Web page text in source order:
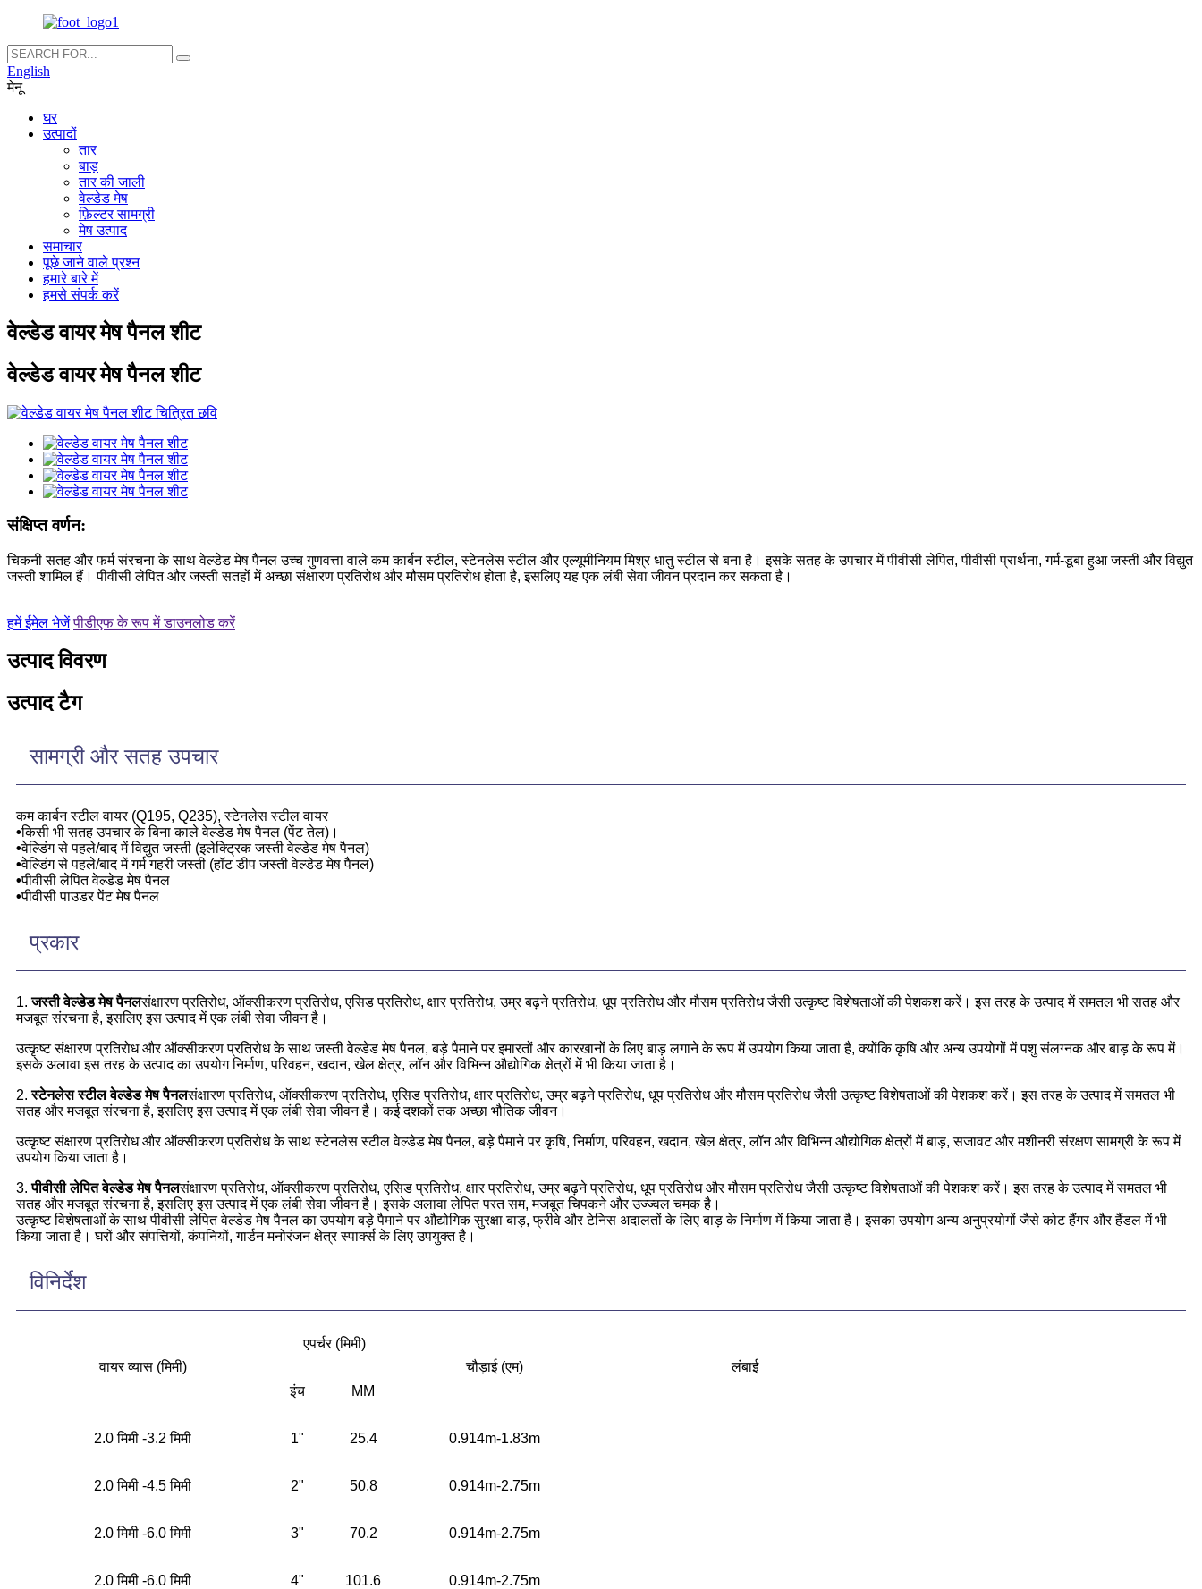
English
मेनू
घर
उत्पादों
तार
बाड़
तार की जाली
वेल्डेड मेष
फ़िल्टर सामग्री
मेष उत्पाद
समाचार
पूछे जाने वाले प्रश्न
हमारे बारे में
हमसे संपर्क करें
वेल्डेड वायर मेष पैनल शीट
वेल्डेड वायर मेष पैनल शीट
संक्षिप्त वर्णन:
चिकनी सतह और फर्म संरचना के साथ वेल्डेड मेष पैनल उच्च गुणवत्ता वाले कम कार्बन स्टील, स्टेनलेस स्टील और एल्यूमीनियम मिश्र धातु स्टील से बना है। इसके सतह के उपचार में पीवीसी लेपित, पीवीसी प्रार्थना, गर्म-डूबा हुआ जस्ती और विद्युत
जस्ती शामिल हैं। पीवीसी लेपित और जस्ती सतहों में अच्छा संक्षारण प्रतिरोध और मौसम प्रतिरोध होता है, इसलिए यह एक लंबी सेवा जीवन प्रदान कर सकता है।
हमें ईमेल भेजें पीडीएफ के रूप में डाउनलोड करें
उत्पाद विवरण
उत्पाद टैग
सामग्री और सतह उपचार
कम कार्बन स्टील वायर (Q195, Q235), स्टेनलेस स्टील वायर
•किसी भी सतह उपचार के बिना काले वेल्डेड मेष पैनल (पेंट तेल)।
•वेल्डिंग से पहले/बाद में विद्युत जस्ती (इलेक्ट्रिक जस्ती वेल्डेड मेष पैनल)
•वेल्डिंग से पहले/बाद में गर्म गहरी जस्ती (हॉट डीप जस्ती वेल्डेड मेष पैनल)
•पीवीसी लेपित वेल्डेड मेष पैनल
•पीवीसी पाउडर पेंट मेष पैनल
प्रकार
1.जस्ती वेल्डेड मेष पैनलसंक्षारण प्रतिरोध, ऑक्सीकरण प्रतिरोध, एसिड प्रतिरोध, क्षार प्रतिरोध, उम्र बढ़ने प्रतिरोध, धूप प्रतिरोध और मौसम प्रतिरोध जैसी उत्कृष्ट विशेषताओं की पेशकश करें। इस तरह के उत्पाद में समतल भी सतह और
मजबूत संरचना है, इसलिए इस उत्पाद में एक लंबी सेवा जीवन है।
उत्कृष्ट संक्षारण प्रतिरोध और ऑक्सीकरण प्रतिरोध के साथ जस्ती वेल्डेड मेष पैनल, बड़े पैमाने पर इमारतों और कारखानों के लिए बाड़ लगाने के रूप में उपयोग किया जाता है, क्योंकि कृषि और अन्य उपयोगों में पशु संलग्नक और बाड़ के रूप में।
इसके अलावा इस तरह के उत्पाद का उपयोग निर्माण, परिवहन, खदान, खेल क्षेत्र, लॉन और विभिन्न औद्योगिक क्षेत्रों में भी किया जाता है।
2.स्टेनलेस स्टील वेल्डेड मेष पैनलसंक्षारण प्रतिरोध, ऑक्सीकरण प्रतिरोध, एसिड प्रतिरोध, क्षार प्रतिरोध, उम्र बढ़ने प्रतिरोध, धूप प्रतिरोध और मौसम प्रतिरोध जैसी उत्कृष्ट विशेषताओं की पेशकश करें। इस तरह के उत्पाद में समतल भी
सतह और मजबूत संरचना है, इसलिए इस उत्पाद में एक लंबी सेवा जीवन है। कई दशकों तक अच्छा भौतिक जीवन।
उत्कृष्ट संक्षारण प्रतिरोध और ऑक्सीकरण प्रतिरोध के साथ स्टेनलेस स्टील वेल्डेड मेष पैनल, बड़े पैमाने पर कृषि, निर्माण, परिवहन, खदान, खेल क्षेत्र, लॉन और विभिन्न औद्योगिक क्षेत्रों में बाड़, सजावट और मशीनरी संरक्षण सामग्री के रूप में
उपयोग किया जाता है।
3.पीवीसी लेपित वेल्डेड मेष पैनलसंक्षारण प्रतिरोध, ऑक्सीकरण प्रतिरोध, एसिड प्रतिरोध, क्षार प्रतिरोध, उम्र बढ़ने प्रतिरोध, धूप प्रतिरोध और मौसम प्रतिरोध जैसी उत्कृष्ट विशेषताओं की पेशकश करें। इस तरह के उत्पाद में समतल भी
सतह और मजबूत संरचना है, इसलिए इस उत्पाद में एक लंबी सेवा जीवन है। इसके अलावा लेपित परत सम, मजबूत चिपकने और उज्ज्वल चमक है।
उत्कृष्ट विशेषताओं के साथ पीवीसी लेपित वेल्डेड मेष पैनल का उपयोग बड़े पैमाने पर औद्योगिक सुरक्षा बाड़, फ्रीवे और टेनिस अदालतों के लिए बाड़ के निर्माण में किया जाता है। इसका उपयोग अन्य अनुप्रयोगों जैसे कोट हैंगर और हैंडल में भी
किया जाता है। घरों और संपत्तियों, कंपनियों, गार्डन मनोरंजन क्षेत्र स्पार्क्स के लिए उपयुक्त है।
विनिर्देश
वायर व्यास (मिमी)
एपर्चर (मिमी)
चौड़ाई (एम)
लंबाई
इंच
MM
2.0 मिमी -3.2 मिमी 1" 25.4 0.914m-1.83m
2.0 मिमी -4.5 मिमी 2" 50.8 0.914m-2.75m
2.0 मिमी -6.0 मिमी 3" 70.2 0.914m-2.75m
2.0 मिमी -6.0 मिमी 4" 101.6 0.914m-2.75m